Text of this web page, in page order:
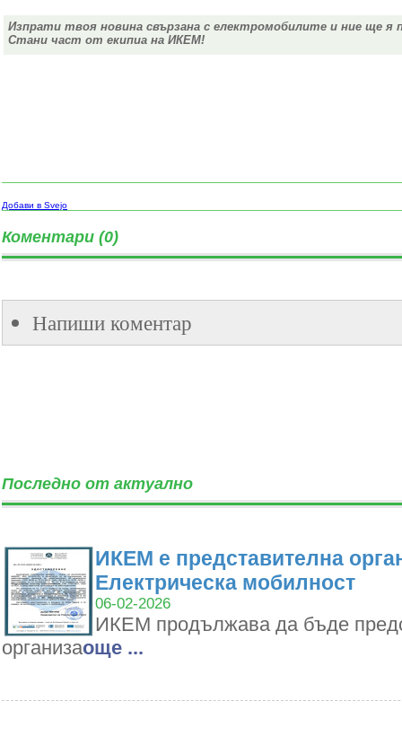
Изпрати твоя новина свързана с електромобилите и ние ще я
Стани част от екипиа на ИКЕМ!
Добави в Svejo
Коментари (0)
Напиши коментар
Последно от актуално
ИКЕМ е представителна
Електрическа мобилност
06-02-2026
ИКЕМ продължава да бъде
организаoще ...